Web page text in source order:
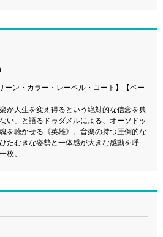
ーン・カラー・レーベル・コート】【ベー
が人生を変え得るという絶対的な信念を典
い」と語るドゥダメルによる、オーソドッ
を聴かせる《英雄》。音楽の持つ圧倒的な
たむきな姿勢と一体感が大きな感動を呼
枚。